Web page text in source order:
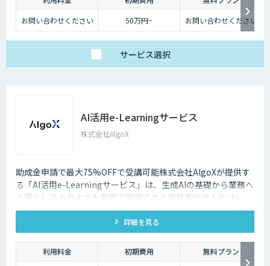
お問い合わせください
50万円~ お問い合わせください
サービス選択
AI活用e-Learningサービス
株式会社AlgoX
助成金申請で最大75%OFFで受講可能株式会社AlgoXが提供す
る「AI活用e-Learningサービス」は、生成AIの基礎から業務へ
の落とし込み方までを動画で習得できる実践型の法人向けe-
Learningです。ボストンコンサルティング等のコンサルファー
ム出身のAIのプロが設計・監修。豊富なユースケースととも
に、業務効率化に直結する実践的なコンテンツをご紹介してい
詳細を見る
利用料金 初期費用
無料プラン